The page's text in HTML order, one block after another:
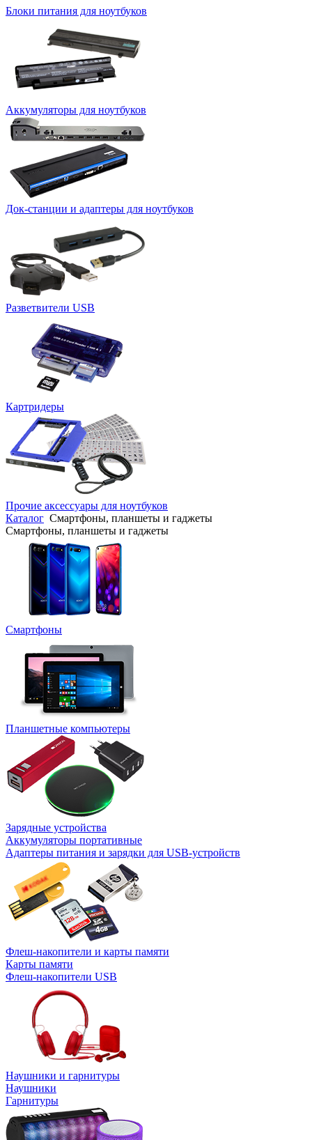
Блоки питания для ноутбуков
Аккумуляторы для ноутбуков
Док-станции и адаптеры для ноутбуков
Разветвители USB
Картридеры
Прочие аксессуары для ноутбуков
Каталог Смартфоны, планшеты и гаджеты
Смартфоны, планшеты и гаджеты
Смартфоны
Планшетные компьютеры
Зарядные устройства
Аккумуляторы портативные
Адаптеры питания и зарядки для USB-устройств
Флеш-накопители и карты памяти
Карты памяти
Флеш-накопители USB
Наушники и гарнитуры
Наушники
Гарнитуры